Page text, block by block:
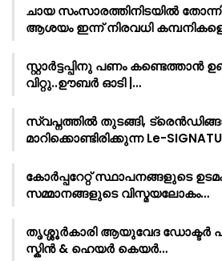
ചായ സംസാരത്തിനിടയിൽ
ആശയം ഇന്ന് നിരവധി
സ്റ്റാർട്ടപ്പിനു പണം കണ്ടെത്താൻ
വിറ്റു..ഊബർ ഓടി |…
സ്വപ്നത്തിൽ തുടങ്ങി,
മാറിക്കൊണ്ടിരിക്കുന്ന Le-
കോർപ്പറേറ്റ് സ്ഥാപനങ്ങളുടെ
സമ്മാനങ്ങളുടെ വിസ്മയലോകം…
തൃശ്ശൂർകാരി ആയുവേദ ഡോക്ടർ
സ്കിൻ & ഹെയർ കെയർ…